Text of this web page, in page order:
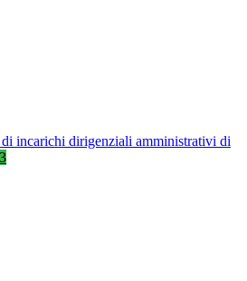
incarichi dirigenziali amministrativi di
3